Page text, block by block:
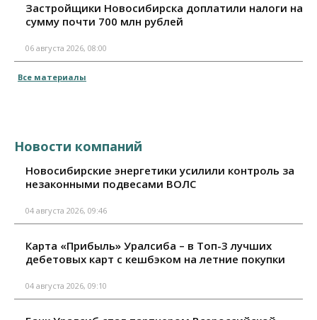
Застройщики Новосибирска доплатили налоги на
сумму почти 700 млн рублей
06 августа 2026, 08:00
Все материалы
Новости компаний
Новосибирские энергетики усилили контроль за
незаконными подвесами ВОЛС
04 августа 2026, 09:46
Карта «Прибыль» Уралсиба – в Топ-3 лучших
дебетовых карт с кешбэком на летние покупки
04 августа 2026, 09:10